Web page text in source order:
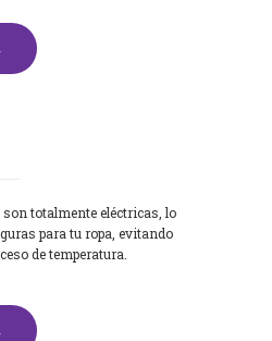
totalmente eléctricas, lo
para tu ropa, evitando
de temperatura.